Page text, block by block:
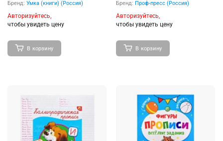
Бренд: Умка (книги) (Россия)
Авторизуйтесь,
чтобы увидеть цену
В корзину
Бренд: Проф-пресс (Россия)
Авторизуйтесь,
чтобы увидеть цену
В корзину